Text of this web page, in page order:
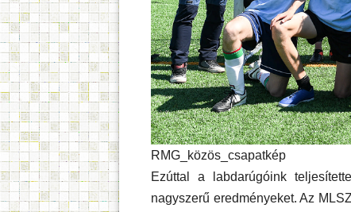
RMG_közös_csapatkép
Ezúttal a labdarúgóink
nagyszerű eredményeket. Az